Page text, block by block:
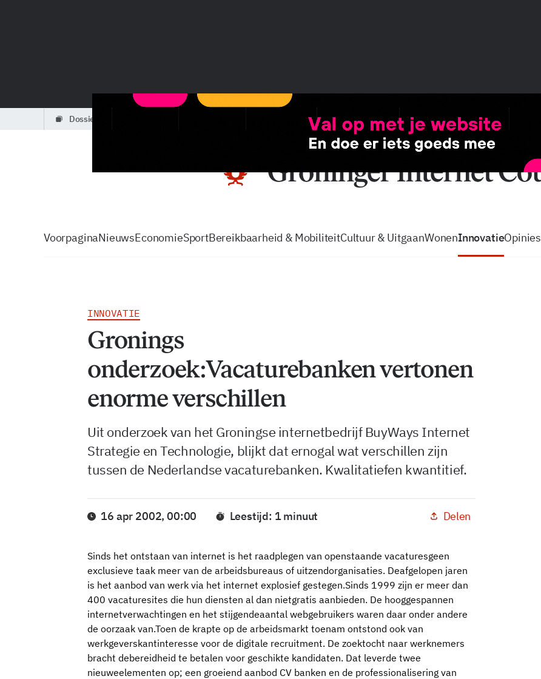
dossiers zo volg je de GIC
VoorpaginaNieuwsEconomieSportBereikbaarheid & MobiliteitCultuur & UitgaanWonenInnovatieOpinies
INNOVATIE
Gronings
onderzoek:Vacaturebanken vertonen
enorme verschillen
Uit onderzoek van het Groningse internetbedrijf BuyWays Internet
Strategie en Technologie, blijkt dat ernogal wat verschillen zijn
tussen de Nederlandse vacaturebanken. Kwalitatiefen kwantitief.
16 apr 2002, 00:00 Leestijd: 1 minuut Delen
Sinds het ontstaan van internet is het raadplegen van openstaande vacaturesgeen
exclusieve taak meer van de arbeidsbureaus of uitzendorganisaties. Deafgelopen jaren
is het aanbod van werk via het internet explosief gestegen.Sinds 1999 zijn er meer dan
400 vacaturesites die hun diensten al dan nietgratis aanbieden. De hooggespannen
internetverwachtingen en het stijgendeaantal webgebruikers waren daar onder andere
de oorzaak van.Toen de krapte op de arbeidsmarkt toenam ontstond ook van
werkgeverskantinteresse voor de digitale recruitment. De zoektocht naar werknemers
bracht debereidheid te betalen voor geschikte kandidaten. Dat leverde twee
nieuweelementen op; een groeiend aanbod CV banken en de professionalisering van